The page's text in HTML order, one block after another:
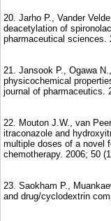
20. Jarho P., Vander
deacetylation of
pharmaceutical sciences.
21. Jansook P., Ogawa
physicochemical
journal of pharmaceutics.
22. Mouton J.W., van
itraconazole and
multiple doses of a novel
chemotherapy. 2006; 50
23. Saokham P.,
and drug/cyclodextrin